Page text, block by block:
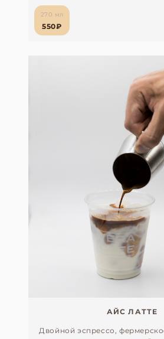
270 мл
550₽
АЙС ЛАТТЕ
Двойной эспрессо,